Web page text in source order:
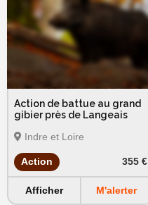
Action de battue au grand
gibier près de Langeais
Indre et Loire
Action 355 €
Afficher M'alerter